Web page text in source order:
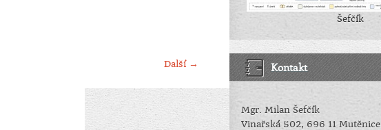
Další →
Šefčík
Kontakt
Mgr. Milan Šefčík
Vinařská 502, 696 11 Mutěnice